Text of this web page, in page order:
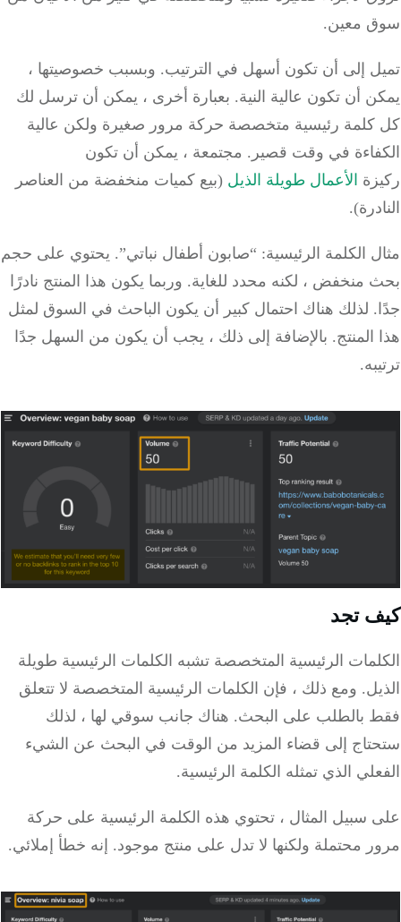
معين.
إلى أن تكون أسهل في الترتيب. وبسبب خصوصيتها ،
أن تكون عالية النية. بعبارة أخرى ، يمكن أن ترسل لك
رئيسية متخصصة حركة مرور صغيرة ولكن عالية
في وقت قصير. مجتمعة ، يمكن أن تكون
الأعمال طويلة الذيل(بيع كميات منخفضة من العناصر
الكلمة الرئيسية: “صابون أطفال نباتي”. يحتوي على حجم
منخفض ، لكنه محدد للغاية. وربما يكون هذا المنتج نادرًا
لذلك هناك احتمال كبير أن يكون الباحث في السوق لمثل
المنتج. بالإضافة إلى ذلك ، يجب أن يكون من السهل جدًا
تجد
الرئيسية المتخصصة تشبه الكلمات الرئيسية طويلة
ومع ذلك ، فإن الكلمات الرئيسية المتخصصة لا تتعلق
بالطلب على البحث. هناك جانب سوقي لها ، لذلك
إلى قضاء المزيد من الوقت في البحث عن الشيء
الذي تمثله الكلمة الرئيسية.
سبيل المثال ، تحتوي هذه الكلمة الرئيسية على حركة
محتملة ولكنها لا تدل على منتج موجود. إنه خطأ إملائي.